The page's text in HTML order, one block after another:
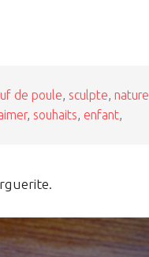
de poule, sculpte, nature
, souhaits, enfant,